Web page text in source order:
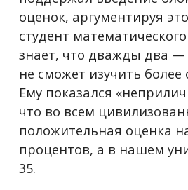
оценок, аргументируя
студент
знает, что дважды два —
не сможет изучить
Ему показался
что во всем
положительная оценка
процентов, а в нашем
35.